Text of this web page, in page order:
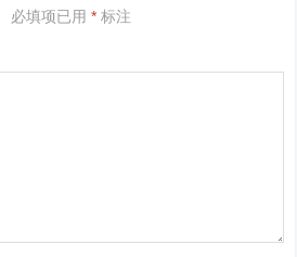
必填项已用* 标注